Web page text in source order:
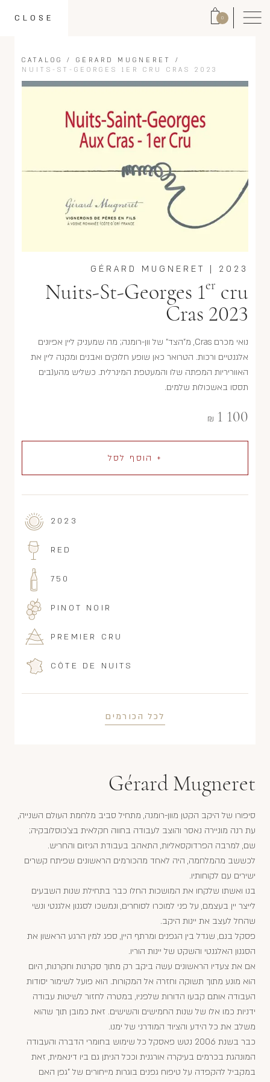
0
CLOSE
CATALOG / GÉRARD MUGNERET
/
NUITS-ST-GEORGES 1ER CRU CRAS 2023
2023
|
GÉRARD MUGNERET
Nuits-St-Georges 1er cru
Cras 2023
נואי מכרם Cras, מ"הצד" של וון-רומנה; מה שמעניק ליין אפיונים
אלגנטיים ורכות. הטרואר כאן שופע חלוקים ואבנים ומקנה ליין את
האווריריות המפתה שלו והמעטפת המינרלית. כשליש מהענבים
תססו באשכולות שלמים.
1 100
₪
+ הוסף לסל
2023
RED
750
PINOT NOIR
PREMIER CRU
CÔTE DE NUITS
לכל הכורמים
Gérard Mugneret
סיפורו של היקב הקטן מוון-רומנה, מתחיל סביב מלחמת העולם השנייה,
עת רנה מוניירה נאסר והוצב לעבודה בחווה חקלאית בצ'כוסלובקיה;
שם, למרבה הפרדוקסאליות, התאהב בעבודת הגיזום והחריש.
לכששב מהמלחמה, היה לאחד מהכורמים הראשונים שפיתח קשרים
ישירים עם לקוחותיו.
בנו ואשתו שלקחו את המושכות החלו כבר בתחילת שנות השבעים
לייצר יין בעצמם, על פני למוכרו לסוחרים, ונמשכו לסגנון אלגנטי ונשי
שהחל לעצב את יינות היקב.
פסקל בנם, שגדל בין הגפנים ומרתף היין, ספג למין הרגע הראשון את
הסגנון האלגנטי והשקט של יינות הוריו.
אם את צעדיו הראשונים עשה ביקב רק מתוך סקרנות וחקרנות, היום
הוא מונע מתוך תשוקה וחזרה אל המקורות. הוא פועל לשימור יסודות
העבודה אותם קבעו הדורות שלפניו, במטרה לחזור לשיטות עבודה
ידניות כמו אלו של שנות החמישים והשישים. זאת כמובן תוך שהוא
משלב את כל הידע והציוד המודרני של ימנו.
כבר בשנת 2006 נטש פאסקל כל שימוש בחומרי הדברה והעבודה
המונהגת בכרמים בעיקרה אורגנית וככל הניתן גם ביו דינאמית, זאת
במקביל להקפדה על טיפוח גפנים בוגרות מייחורים של "גפן האם